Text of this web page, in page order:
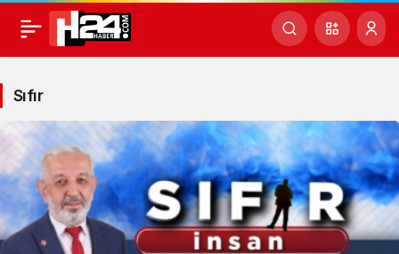
Sıfır
Sıfır